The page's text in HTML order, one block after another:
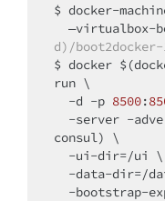
$ docker-
d)/
$ docker
run \
  -d -p
8500:
consul) \
-bootstrap-